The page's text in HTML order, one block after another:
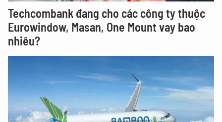
Techcombank đang cho các công ty thuộc
Eurowindow, Masan, One Mount vay bao
nhiêu?